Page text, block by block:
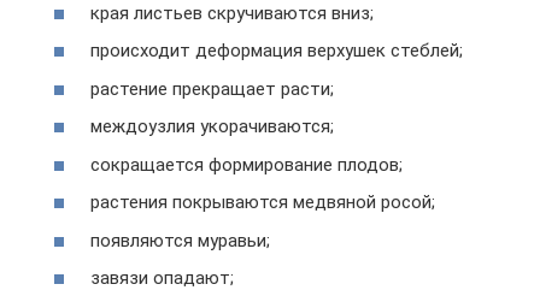
края листьев скручиваются вниз;
происходит деформация верхушек стеблей;
растение прекращает расти;
междоузлия укорачиваются;
сокращается формирование плодов;
растения покрываются медвяной росой;
появляются муравьи;
завязи опадают;